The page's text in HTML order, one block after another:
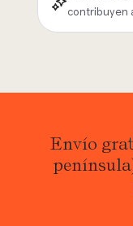
contribuyen
Envío